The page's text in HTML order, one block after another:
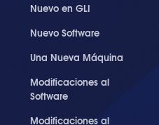
Nuevo en GLI
Nuevo Software
Una Nueva Máquina
Modificaciones al
Software
Modificaciones al